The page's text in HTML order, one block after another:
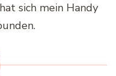
sich mein Handy